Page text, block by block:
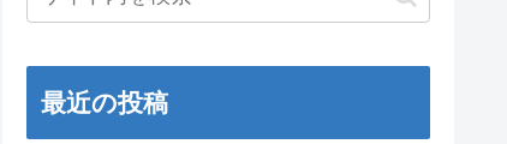
最近の投稿